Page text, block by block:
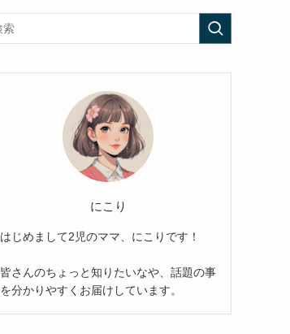
にこり
はじめまして2児のママ、にこりです！
皆さんのちょっと知りたいなや、話題の事
を分かりやすくお届けしています。